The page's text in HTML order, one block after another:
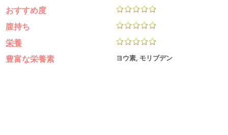
おすすめ度
腹持ち
栄養
豊富な栄養素
ヨウ素, モリブデン